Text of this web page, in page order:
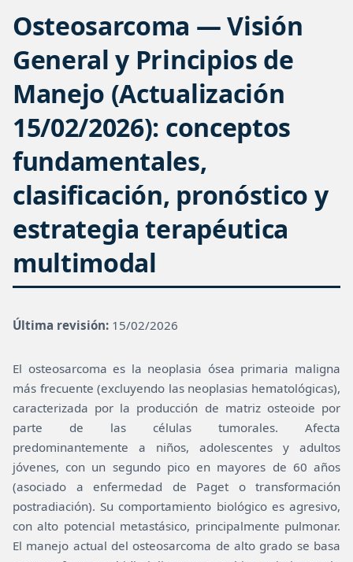
Osteosarcoma — Visión
General y Principios de
Manejo (Actualización
15/02/2026): conceptos
fundamentales,
clasificación, pronóstico y
estrategia terapéutica
multimodal
Última revisión: 15/02/2026
El osteosarcoma es la neoplasia ósea primaria maligna
más frecuente (excluyendo las neoplasias hematológicas),
caracterizada por la producción de matriz osteoide por
parte de las células tumorales. Afecta
predominantemente a niños, adolescentes y adultos
jóvenes, con un segundo pico en mayores de 60 años
(asociado a enfermedad de Paget o transformación
postradiación). Su comportamiento biológico es agresivo,
con alto potencial metastásico, principalmente pulmonar.
El manejo actual del osteosarcoma de alto grado se basa